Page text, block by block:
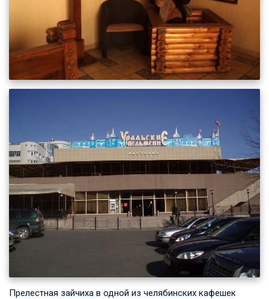
Прелестная зайчиха в одной из челябинских кафешек